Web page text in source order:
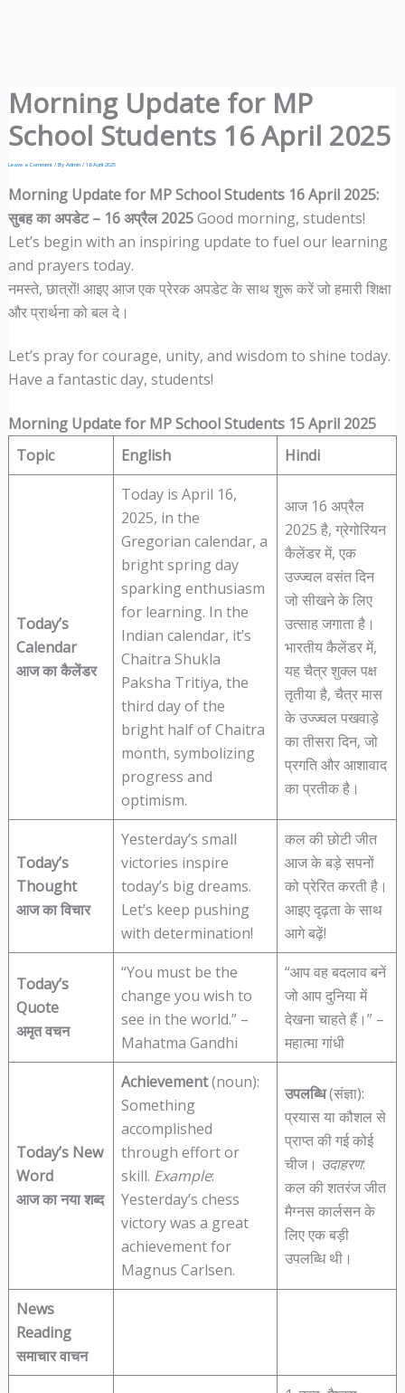
Morning Update for MP
School Students 16 April 2025
Leave a Comment / By Admin / 16 April 2025
Morning Update for MP School Students 16 April 2025:
सुबह का अपडेट – 16 अप्रैल 2025Good morning, students!
Let’s begin with an inspiring update to fuel our learning
and prayers today.
नमस्ते, छात्रों! आइए आज एक प्रेरक अपडेट के साथ शुरू करें जो हमारी शिक्षा
और प्रार्थना को बल दे।
Let’s pray for courage, unity, and wisdom to shine today.
Have a fantastic day, students!
Morning Update for MP School Students 15 April 2025
Topic
English Hindi
Today’s
Calendar
आज का कैलेंडर
Today is April 16,
2025, in the
Gregorian calendar, a
bright spring day
sparking enthusiasm
for learning. In the
Indian calendar, it’s
Chaitra Shukla
Paksha Tritiya, the
third day of the
bright half of Chaitra
month, symbolizing
progress and
optimism.
आज 16 अप्रैल
2025 है, ग्रेगोरियन
कैलेंडर में, एक
उज्ज्वल वसंत दिन
जो सीखने के लिए
उत्साह जगाता है।
भारतीय कैलेंडर में,
यह चैत्र शुक्ल पक्ष
तृतीया है, चैत्र मास
के उज्ज्वल पखवाड़े
का तीसरा दिन, जो
प्रगति और आशावाद
का प्रतीक है।
Today’s
Thought
आज का विचार
Yesterday’s small
victories inspire
today’s big dreams.
Let’s keep pushing
with determination!
कल की छोटी जीत
आज के बड़े सपनों
को प्रेरित करती है।
आइए दृढ़ता के साथ
आगे बढ़ें!
Today’s
Quote
अमृत वचन
“You must be the
change you wish to
see in the world.” –
Mahatma Gandhi
“आप वह बदलाव बनें
जो आप दुनिया में
देखना चाहते हैं।” –
महात्मा गांधी
Today’s New
Word
आज का नया शब्द
Achievement(noun):
Something
accomplished
through effort or
skill. Example:
Yesterday’s chess
victory was a great
achievement for
Magnus Carlsen.
उपलब्धि(संज्ञा):
प्रयास या कौशल से
प्राप्त की गई कोई
चीज। उदाहरण:
कल की शतरंज जीत
मैग्नस कार्लसन के
लिए एक बड़ी
उपलब्धि थी।
News
Reading
समाचार वाचन